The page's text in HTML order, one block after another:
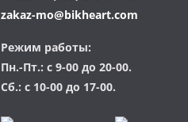
zakaz-mo@bikheart.com
Режим работы:
Пн.-Пт.: с 9-00 до 20-00.
Сб.: с 10-00 до 17-00.